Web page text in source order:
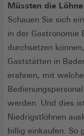
Müssten die
Schauen Sie sich
in der Gastronomie
durchsetzen
Gaststätten in
erahnen, mit
werden. Und dies
Niedrigstlöhnen
billig einkaufen. So